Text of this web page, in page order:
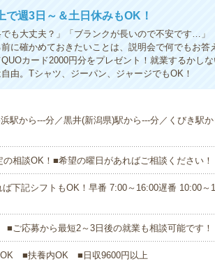
週3日～＆土日休みもOK！
も大丈夫？」「ブランクが長いので不安です…」
に確かめておきたいことは、説明会で何でもお答
カード2000円分をプレゼント！就業するかしな
由。Tシャツ、ジーパン、ジャージでもOK！
駅から---分／黒井(新潟県)駅から---分／くびき駅か
相談OK！■希望の曜日があればご相談ください！
下記シフトもOK！早番 7:00～16:00遅番 10:00～
ご応募から最短2～3日後の就業も相談可能です！
■扶養内OK ■日収9600円以上